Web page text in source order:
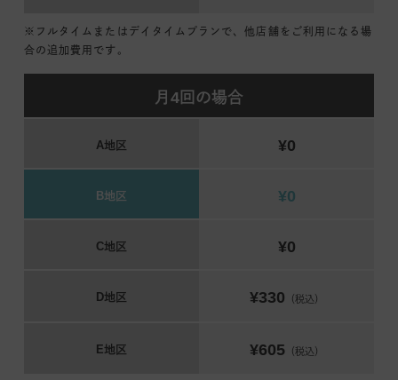
※フルタイムまたはデイタイムプランで、他店舗をご利用になる場
合の追加費用です。
月4回の場合
A地区 ¥0
B地区 ¥0
C地区 ¥0
D地区 ¥330 （税込）
E地区 ¥605（税込）